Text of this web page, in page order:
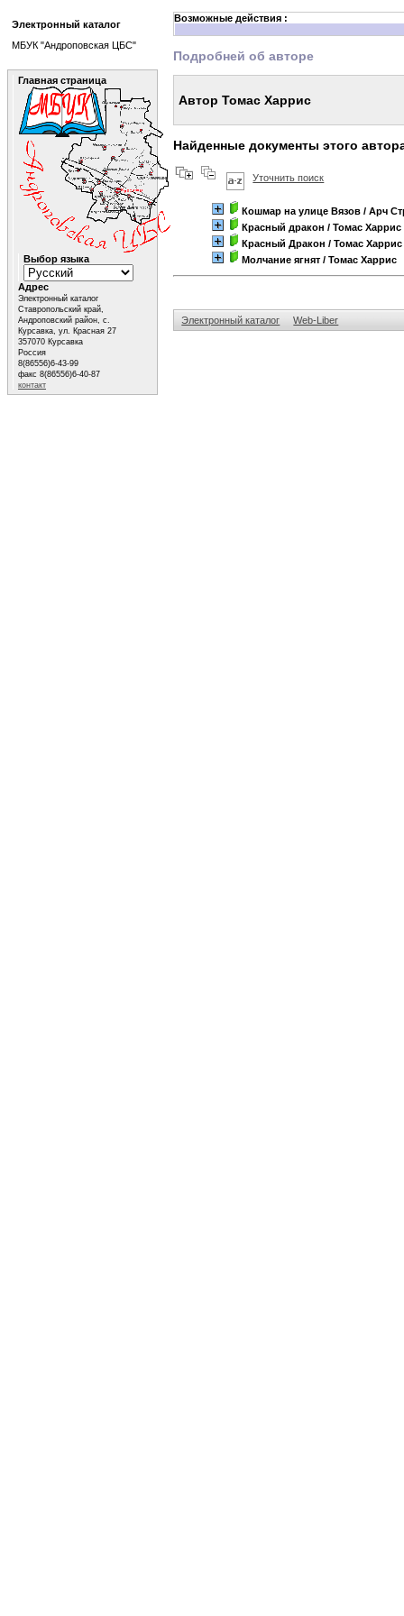
Возможные действия :
Подробней об авторе
Автор Томас Харрис
Найденные документы этого
Уточнить поиск
Кошмар на улице Вязов / Арч
Красный дракон / Томас Харрис
Красный Дракон / Томас Харрис
Молчание ягнят / Томас Харрис
Электронный каталог Web-Liber
Электронный каталог
МБУК "Андроповская ЦБС"
Главная страница
Выбор языка
Адрес
Электронный каталог
Ставропольский край,
Андроповский район, с.
Курсавка, ул. Красная 27
357070 Курсавка
Россия
8(86556)6-43-99
факс 8(86556)6-40-87
контакт